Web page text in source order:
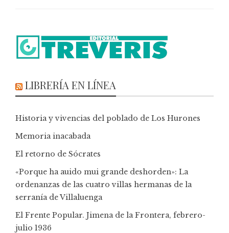
LIBRERÍA EN LÍNEA
Historia y vivencias del poblado de Los Hurones
Memoria inacabada
El retorno de Sócrates
«Porque ha auido mui grande deshorden»: La
ordenanzas de las cuatro villas hermanas de la
serranía de Villaluenga
El Frente Popular. Jimena de la Frontera, febrero-
julio 1936